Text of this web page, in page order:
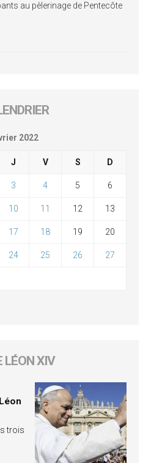
au pèlerinage de Pentecôte
2022
J V S D
3 4 5 6
10 11 12 13
17 18 19 20
24 25 26 27
LÉON XIV
trois